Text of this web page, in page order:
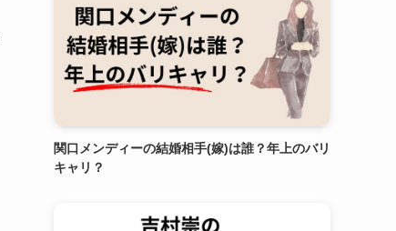
関口メンディーの結婚相手(嫁)は誰？年上のバリ
キャリ？